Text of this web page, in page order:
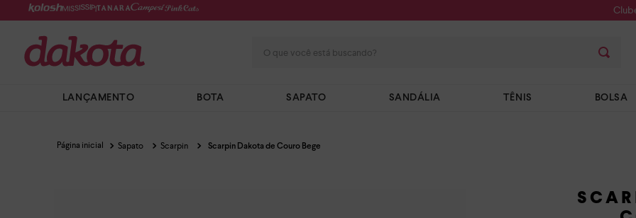
LANÇAMENTO BOTA SAPATO SANDÁLIA TÊNIS BOLSA
Sapato Scarpin Scarpin Dakota de Couro Bege